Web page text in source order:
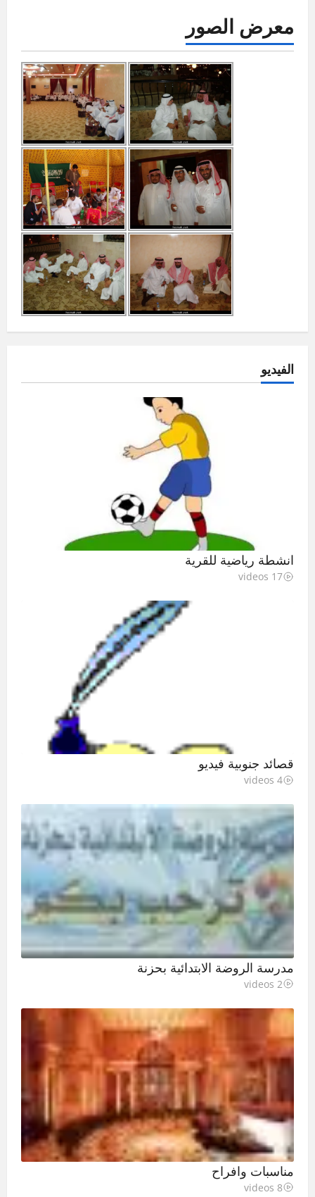
معرض الصور
الفيديو
انشطة رياضية للقرية
17 videos
قصائد جنوبية فيديو
4 videos
مدرسة الروضة الابتدائية بحزنة
2 videos
مناسبات وافراح
8 videos